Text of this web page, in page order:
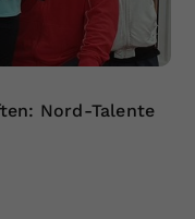
Nord-Talente